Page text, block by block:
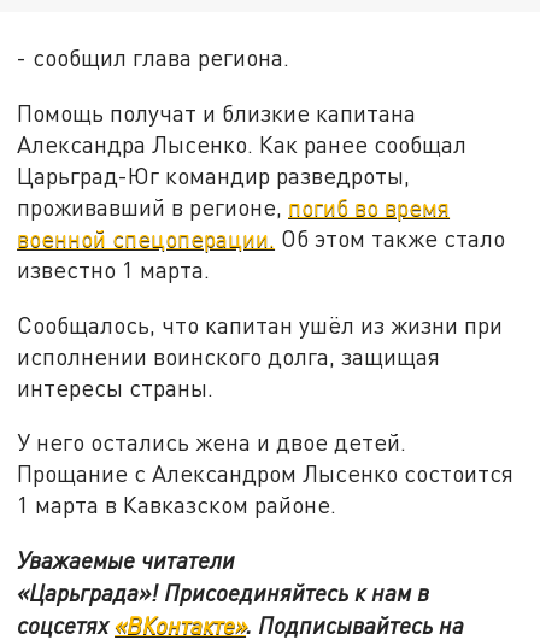
- сообщил глава региона.
Помощь получат и близкие капитана
Александра Лысенко. Как ранее сообщал
Царьград-Юг командир разведроты,
проживавший в регионе, погиб во время
военной спецоперации. Об этом также стало
известно 1 марта.
Сообщалось, что капитан ушёл из жизни при
исполнении воинского долга, защищая
интересы страны.
У него остались жена и двое детей.
Прощание с Александром Лысенко состоится
1 марта в Кавказском районе.
Уважаемые читатели
«Царьграда»! Присоединяйтесь к нам в
соцсетях«ВКонтакте». Подписывайтесь на